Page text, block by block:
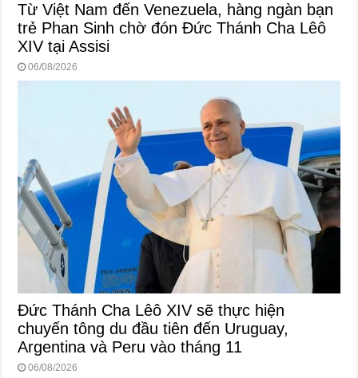
Từ Việt Nam đến Venezuela, hàng ngàn bạn
trẻ Phan Sinh chờ đón Đức Thánh Cha Lêô
XIV tại Assisi
06/08/2026
Đức Thánh Cha Lêô XIV sẽ thực hiện
chuyến tông du đầu tiên đến Uruguay,
Argentina và Peru vào tháng 11
06/08/2026